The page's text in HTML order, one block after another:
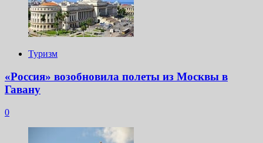
Туризм
«Россия» возобновила полеты из Москвы в
Гавану
0